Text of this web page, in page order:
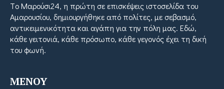
Tο Μαρούσι24, η πρώτη σε επισκέψεις ιστοσελίδα του
Αμαρουσίου, δημιουργήθηκε από πολίτες, με σεβασμό,
αντικειμενικότητα και αγάπη για την πόλη μας. Εδώ,
κάθε γειτονιά, κάθε πρόσωπο, κάθε γεγονός έχει τη δική
του φωνή.
MENOY